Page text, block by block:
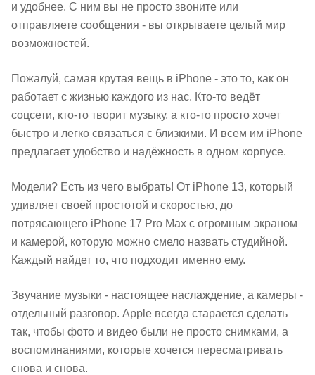
и удобнее. С ним вы не просто звоните или
отправляете сообщения - вы открываете целый мир
возможностей.
Пожалуй, самая крутая вещь в iPhone - это то, как он
работает с жизнью каждого из нас. Кто-то ведёт
соцсети, кто-то творит музыку, а кто-то просто хочет
быстро и легко связаться с близкими. И всем им iPhone
предлагает удобство и надёжность в одном корпусе.
Модели? Есть из чего выбрать! От iPhone 13, который
удивляет своей простотой и скоростью, до
потрясающего iPhone 17 Pro Max с огромным экраном
и камерой, которую можно смело назвать студийной.
Каждый найдет то, что подходит именно ему.
Звучание музыки - настоящее наслаждение, а камеры -
отдельный разговор. Apple всегда старается сделать
так, чтобы фото и видео были не просто снимками, а
воспоминаниями, которые хочется пересматривать
снова и снова.